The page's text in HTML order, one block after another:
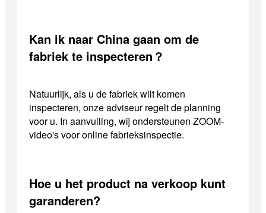
Kan ik naar China gaan om de
fabriek te inspecteren？
Natuurlijk, als u de fabriek wilt komen
inspecteren, onze adviseur regelt de planning
voor u. In aanvulling, wij ondersteunen ZOOM-
video's voor online fabrieksinspectie.
Hoe u het product na verkoop kunt
garanderen?